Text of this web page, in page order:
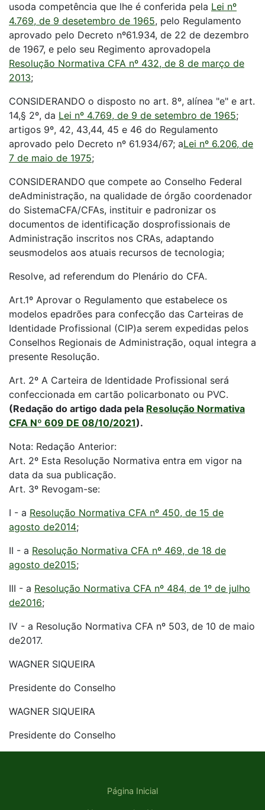
usoda competência que lhe é conferida pela Lei nº
4.769, de 9 desetembro de 1965, pelo Regulamento
aprovado pelo Decreto nº61.934, de 22 de dezembro
de 1967, e pelo seu Regimento aprovadopela
Resolução Normativa CFA nº 432, de 8 de março de
2013;
CONSIDERANDO o disposto no art. 8º, alínea "e" e art.
14,§ 2º, da Lei nº 4.769, de 9 de setembro de 1965;
artigos 9º, 42, 43,44, 45 e 46 do Regulamento
aprovado pelo Decreto nº 61.934/67; aLei nº 6.206, de
7 de maio de 1975;
CONSIDERANDO que compete ao Conselho Federal
deAdministração, na qualidade de órgão coordenador
do SistemaCFA/CFAs, instituir e padronizar os
documentos de identificação dosprofissionais de
Administração inscritos nos CRAs, adaptando
seusmodelos aos atuais recursos de tecnologia;
Resolve, ad referendum do Plenário do CFA.
Art.1º Aprovar o Regulamento que estabelece os
modelos epadrões para confecção das Carteiras de
Identidade Profissional (CIP)a serem expedidas pelos
Conselhos Regionais de Administração, oqual integra a
presente Resolução.
Art. 2º A Carteira de Identidade Profissional será
confeccionada em cartão policarbonato ou PVC.
(Redação do artigo dada pela Resolução Normativa
CFA Nº 609 DE 08/10/2021).
Nota: Redação Anterior:
Art. 2º Esta Resolução Normativa entra em vigor na
data da sua publicação.
Art. 3º Revogam-se:
I - a Resolução Normativa CFA nº 450, de 15 de
agosto de2014;
II - a Resolução Normativa CFA nº 469, de 18 de
agosto de2015;
III - a Resolução Normativa CFA nº 484, de 1º de julho
de2016;
IV - a Resolução Normativa CFA nº 503, de 10 de maio
de2017.
WAGNER SIQUEIRA
Presidente do Conselho
WAGNER SIQUEIRA
Presidente do Conselho
Página Inicial